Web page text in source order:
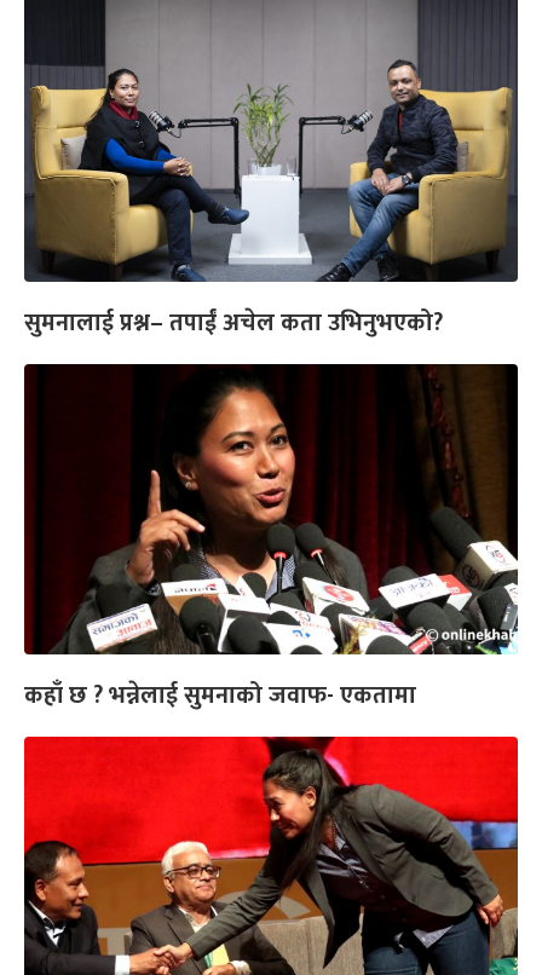
सुमनालाई प्रश्न– तपाईं अचेल कता उभिनुभएको?
कहाँ छ ? भन्नेलाई सुमनाको जवाफ- एकतामा